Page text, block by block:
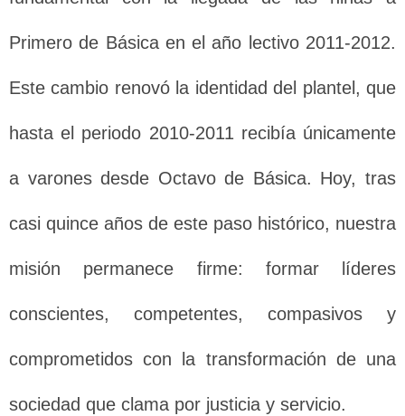
Primero de Básica en el año lectivo 2011-2012.
Este cambio renovó la identidad del plantel, que
hasta el periodo 2010-2011 recibía únicamente
a varones desde Octavo de Básica. Hoy, tras
casi quince años de este paso histórico, nuestra
misión permanece firme: formar líderes
conscientes, competentes, compasivos y
comprometidos con la transformación de una
sociedad que clama por justicia y servicio.